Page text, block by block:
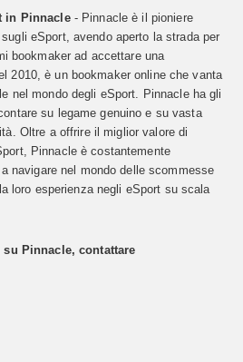
in Pinnacle- Pinnacle è il pioniere
eSport, avendo aperto la strada per
bookmaker ad accettare una
2010, è un bookmaker online che vanta
nel mondo degli eSport. Pinnacle ha gli
su legame genuino e su vasta
Oltre a offrire il miglior valore di
Pinnacle è costantemente
navigare nel mondo delle scommesse
loro esperienza negli eSport su scala
Pinnacle, contattare